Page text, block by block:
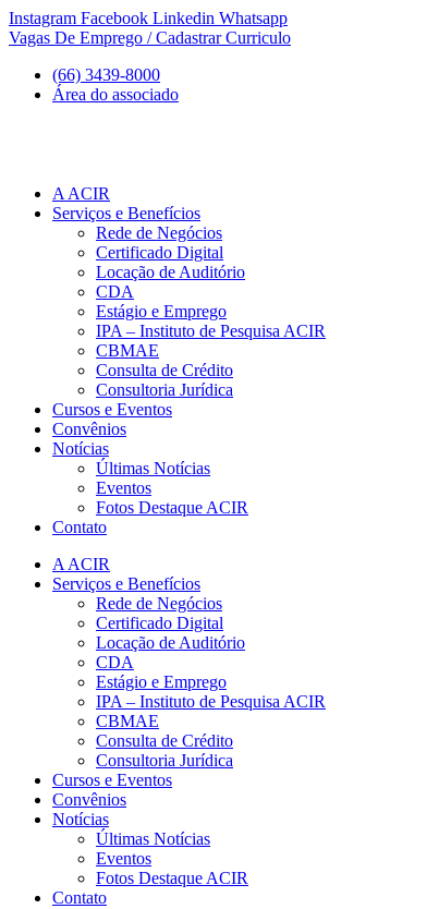
Ir
para
conteúdo
Instagram Facebook Linkedin Whatsapp
Vagas De Emprego / Cadastrar Curriculo
(66) 3439-8000
Área do associado
A ACIR
Serviços e Benefícios
Rede de Negócios
Certificado Digital
Locação de Auditório
CDA
Estágio e Emprego
IPA – Instituto de Pesquisa ACIR
CBMAE
Consulta de Crédito
Consultoria Jurídica
Cursos e Eventos
Convênios
Notícias
Últimas Notícias
Eventos
Fotos Destaque ACIR
Contato
A ACIR
Serviços e Benefícios
Rede de Negócios
Certificado Digital
Locação de Auditório
CDA
Estágio e Emprego
IPA – Instituto de Pesquisa ACIR
CBMAE
Consulta de Crédito
Consultoria Jurídica
Cursos e Eventos
Convênios
Notícias
Últimas Notícias
Eventos
Fotos Destaque ACIR
Contato